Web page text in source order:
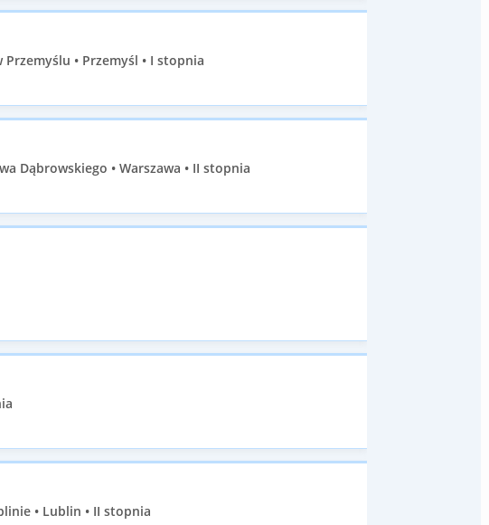
• Przemyśl • I stopnia
Dąbrowskiego • Warszawa • II stopnia
• Lublin • II stopnia